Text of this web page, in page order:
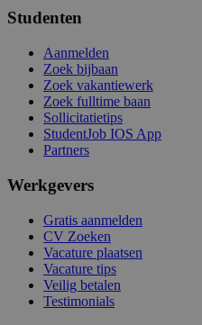
Studenten
Aanmelden
Zoek bijbaan
Zoek vakantiewerk
Zoek fulltime baan
Sollicitatietips
StudentJob IOS App
Partners
Werkgevers
Gratis aanmelden
CV Zoeken
Vacature plaatsen
Vacature tips
Veilig betalen
Testimonials